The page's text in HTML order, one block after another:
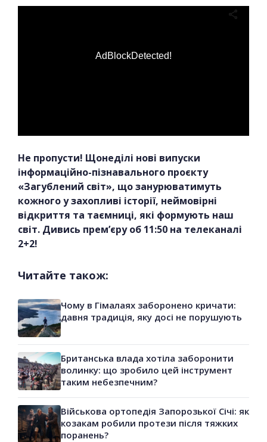
AdBlockDetected!
Не пропусти! Щонеділі нові випуски
інформаційно-пізнавального проєкту
«Загублений світ», що занурюватимуть
кожного у захопливі історії, неймовірні
відкриття та таємниці, які формують наш
світ. Дивись прем’єру об 11:50 на телеканалі
2+2!
Читайте також:
Чому в Гімалаях заборонено кричати:
давня традиція, яку досі не порушують
Британська влада хотіла заборонити
волинку: що зробило цей інструмент
таким небезпечним?
Військова ортопедія Запорозької Січі: як
козакам робили протези після тяжких
поранень?